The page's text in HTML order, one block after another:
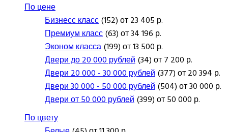
По цене
Бизнесс класс(152) от 23 405 р.
Премиум класс(63) от 34 196 р.
Эконом класса(199) от 13 500 р.
Двери до 20 000 рублей(34) от 7 200 р.
Двери 20 000 - 30 000 рублей(377) от 20 394 р.
Двери 30 000 - 50 000 рублей(504) от 30 000 р.
Двери от 50 000 рублей(399) от 50 000 р.
По цвету